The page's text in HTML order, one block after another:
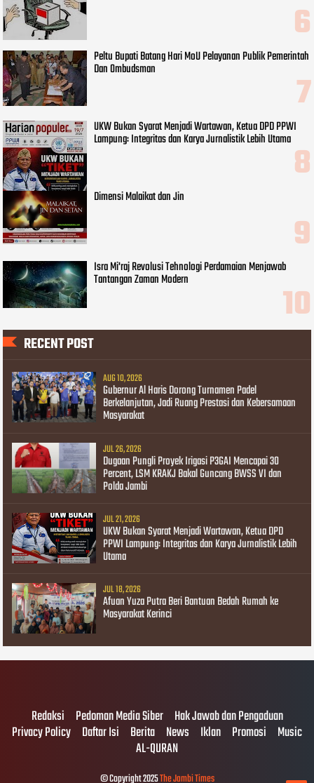
Peltu Bupati Batang Hari MoU Pelayanan Publik Pemerintah
Dan Ombudsman
UKW Bukan Syarat Menjadi Wartawan, Ketua DPD PPWI
Lampung: Integritas dan Karya Jurnalistik Lebih Utama
Dimensi Malaikat dan Jin
Isra Mi'raj Revolusi Tehnologi Perdamaian Menjawab
Tantangan Zaman Modern
RECENT POST
AUG 10, 2026
Gubernur Al Haris Dorong Turnamen Padel
Berkelanjutan, Jadi Ruang Prestasi dan Kebersamaan
Masyarakat
JUL 26, 2026
Dugaan Pungli Proyek Irigasi P3GAI Mencapai 30
Percent, LSM KRAKJ Bakal Guncang BWSS VI dan
Polda Jambi
JUL 21, 2026
UKW Bukan Syarat Menjadi Wartawan, Ketua DPD
PPWI Lampung: Integritas dan Karya Jurnalistik Lebih
Utama
JUL 18, 2026
Afuan Yuza Putra Beri Bantuan Bedah Rumah ke
Masyarakat Kerinci
Redaksi Pedoman Media Siber Hak Jawab dan Pengaduan
Privacy Policy Daftar Isi Berita News Iklan Promosi Music
AL-QURAN
© Copyright 2025The Jambi Times